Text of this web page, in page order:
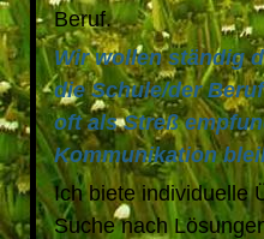
Beruf.
Wir wollen ständig
die Schule/der
oft als Streß
Kommunikation
Ich biete individuelle
Suche nach